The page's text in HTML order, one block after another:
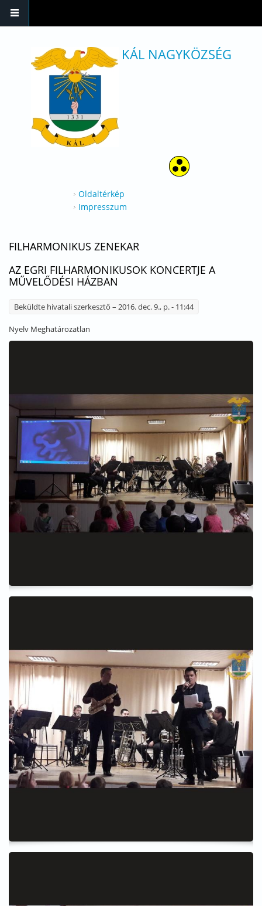
KÁL NAGYKÖZSÉG
Oldaltérkép
Impresszum
FILHARMONIKUS ZENEKAR
AZ EGRI FILHARMONIKUSOK KONCERTJE A
MŰVELŐDÉSI HÁZBAN
Beküldte hivatali szerkesztő – 2016. dec. 9., p. - 11:44
Nyelv Meghatározatlan